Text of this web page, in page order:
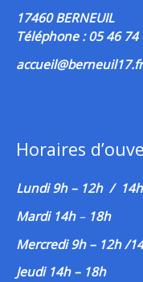
17460 BERNEUIL
Téléphone : 05 46 74
accueil@berneuil17.fr
Horaires
Lundi 9h – 12h /
Mardi 14h– 18h
Mercredi 9h – 12h /
Jeudi 14h – 18h